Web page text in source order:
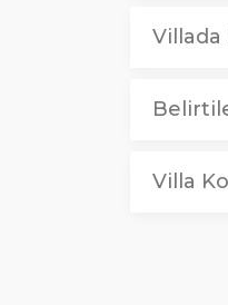
Villada
Villa